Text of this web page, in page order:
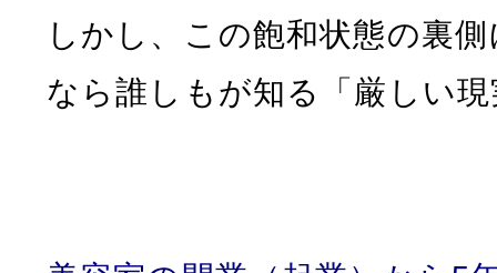
しかし、この飽和状態の裏
なら誰しもが知る「厳しい